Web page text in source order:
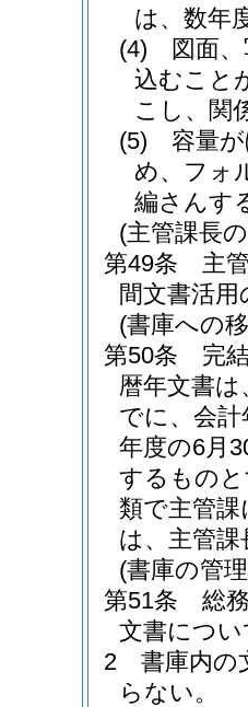
は、数年
(4)
図面
込むこと
こし、関
(5)
容量
め、フォ
編さんす
(主管課長
第49条
主
間文書活
(書庫への
第50条
完
暦年文書
でに、会
年度の6月
するもの
類で主管
は、主管
(書庫の管
第51条
総
文書につ
2
書庫内の
らない。